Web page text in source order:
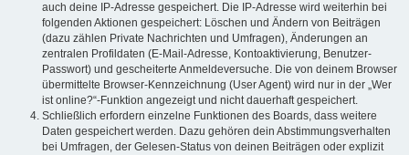
auch deine IP-Adresse gespeichert. Die IP-Adresse wird weiterhin bei
folgenden Aktionen gespeichert: Löschen und Ändern von Beiträgen
(dazu zählen Private Nachrichten und Umfragen), Änderungen an
zentralen Profildaten (E-Mail-Adresse, Kontoaktivierung, Benutzer-
Passwort) und gescheiterte Anmeldeversuche. Die von deinem Browser
übermittelte Browser-Kennzeichnung (User Agent) wird nur in der „Wer
ist online?“-Funktion angezeigt und nicht dauerhaft gespeichert.
Schließlich erfordern einzelne Funktionen des Boards, dass weitere
Daten gespeichert werden. Dazu gehören dein Abstimmungsverhalten
bei Umfragen, der Gelesen-Status von deinen Beiträgen oder explizit